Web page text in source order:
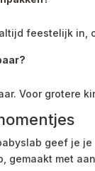
feestelijk in,
Voor grotere
geef je
gemaakt met